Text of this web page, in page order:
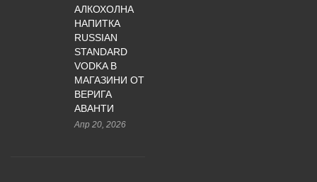
АЛКОХОЛНА
НАПИТКА
RUSSIAN
STANDARD
VODKA В
МАГАЗИНИ ОТ
ВЕРИГА
АВАНТИ
Апр 20, 2026